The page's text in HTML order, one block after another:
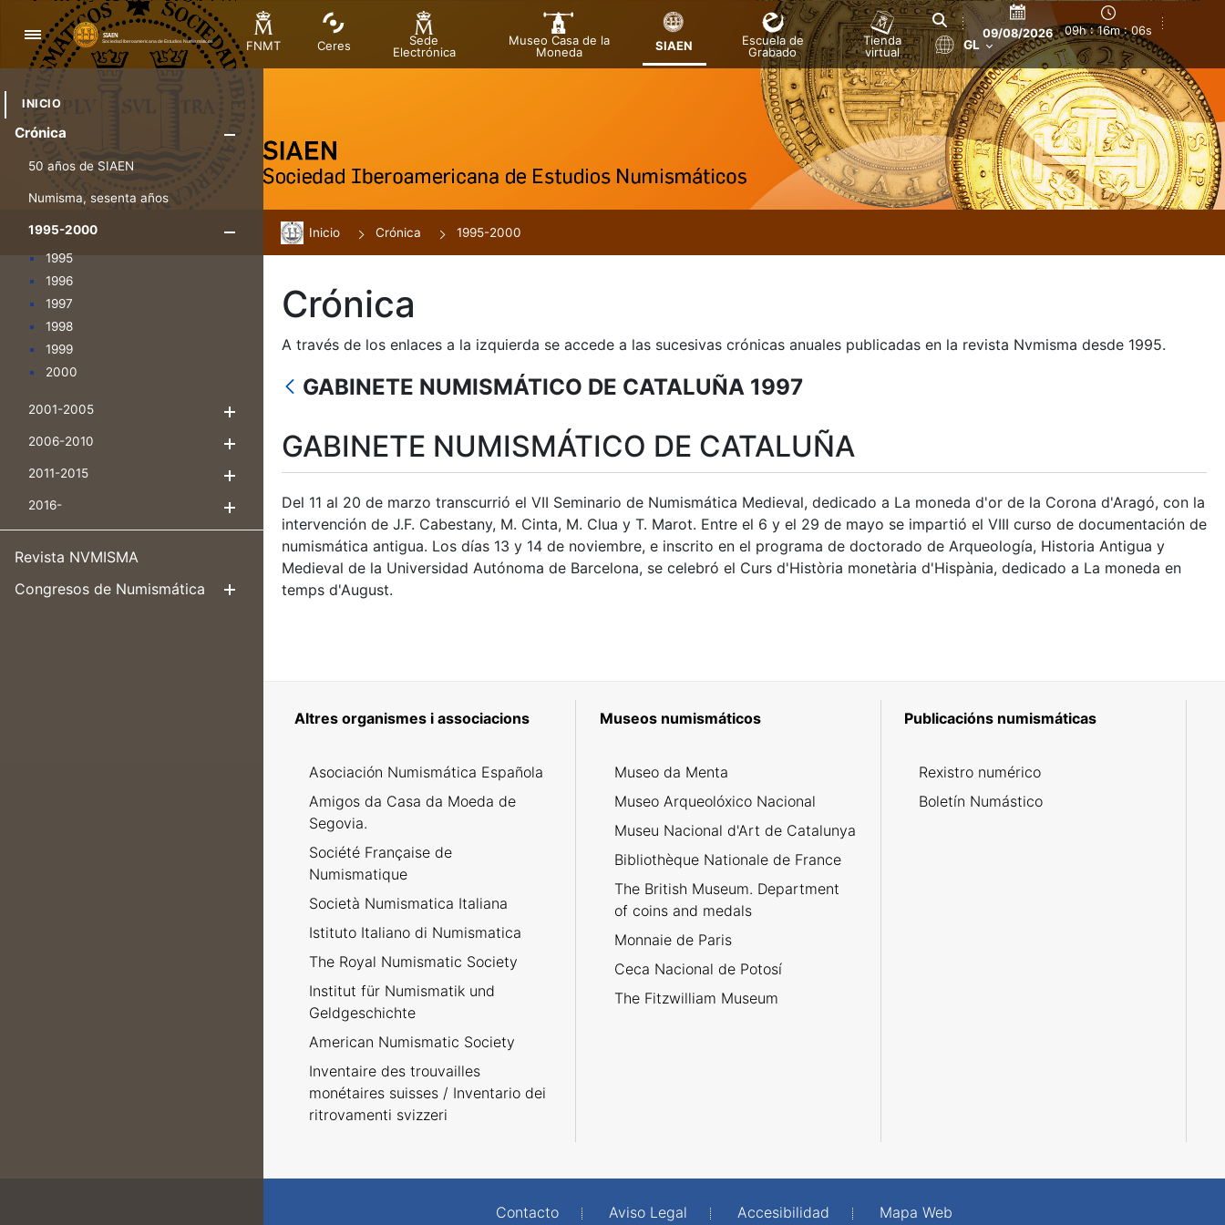
Navegación
FNMT Ceres
Sede
Electrónica
Museo Casa de la
Moneda
SIAEN
Escuela de
Grabado
Tienda
virtual
09/08/2026 09h : 16m : 06s
GL
INICIO
Crónica
50 años de SIAEN
Numisma, sesenta años
1995-2000
Mostrar/Ocultar
1995
1996
1997
1998
1999
2000
2001-2005
2006-2010
Mostrar/Ocultar
2011-2015
Mostrar/Ocultar
2016-
Mostrar/Ocultar
Revista NVMISMA
Congresos de Numismática
Mostrar/Ocultar
Inicio Crónica 1995-2000
Crónica
A través de los enlaces a la izquierda se accede a las sucesivas crónicas anuales publicadas en la revista Nvmisma desde 1995.
GABINETE NUMISMÁTICO DE CATALUÑA 1997
GABINETE NUMISMÁTICO DE CATALUÑA
Del 11 al 20 de marzo transcurrió el VII Seminario de Numismática Medieval, dedicado a La moneda d'or de la Corona d'Aragó, con la
intervención de J.F. Cabestany, M. Cinta, M. Clua y T. Marot. Entre el 6 y el 29 de mayo se impartió el VIII curso de documentación de
numismática antigua. Los días 13 y 14 de noviembre, e inscrito en el programa de doctorado de Arqueología, Historia Antigua y
Medieval de la Universidad Autónoma de Barcelona, se celebró el Curs d'Història monetària d'Hispània, dedicado a La moneda en
temps d'August.
Altres organismes i associacions
Asociación Numismática Española
Amigos da Casa da Moeda de
Segovia.
Société Française de
Numismatique
Società Numismatica Italiana
Istituto Italiano di Numismatica
The Royal Numismatic Society
Institut für Numismatik und
Geldgeschichte
American Numismatic Society
Inventaire des trouvailles
monétaires suisses / Inventario dei
ritrovamenti svizzeri
Museos numismáticos
Museo da Menta
Museo Arqueolóxico Nacional
Museu Nacional d'Art de Catalunya
Bibliothèque Nationale de France
The British Museum. Department
of coins and medals
Monnaie de Paris
Ceca Nacional de Potosí
The Fitzwilliam Museum
Publicacións numismáticas
Rexistro numérico
Boletín Numástico
Contacto Aviso Legal Accesibilidad Mapa Web